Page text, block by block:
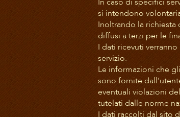
si intendono
Inoltrando la richiesta
diffusi a terzi per le
I dati ricevuti
servizio.
Le informazioni che
sono fornite
eventuali violazioni
tutelati dalle norme
I dati raccolti dal sito